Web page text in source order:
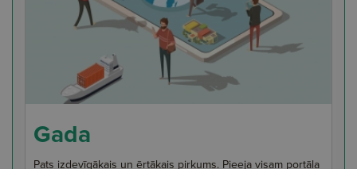
Gada
Pats izdevīgākais un ērtākais pirkums. Pieeja visam portāla